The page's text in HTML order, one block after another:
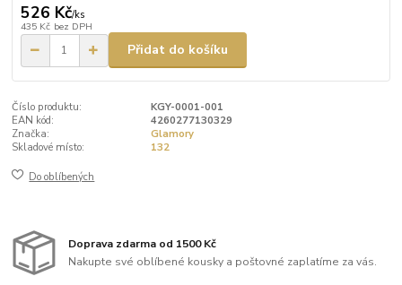
526 Kč/ks
435 Kč bez DPH
Přidat do košíku
Číslo produktu:
KGY-0001-001
EAN kód:
4260277130329
Značka:
Glamory
Skladové místo:
132
Do oblíbených
Doprava zdarma od 1500 Kč
Nakupte své oblíbené kousky a poštovné zaplatíme za vás.